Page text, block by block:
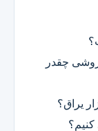
چقدر